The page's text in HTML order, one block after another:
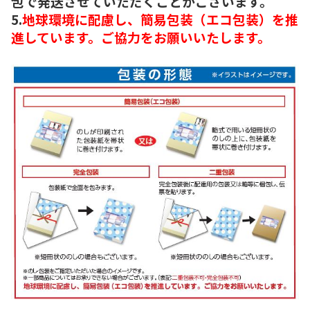
5.地球環境に配慮し、簡易包装（エコ包装）を推
進しています。ご協力をお願いいたします。